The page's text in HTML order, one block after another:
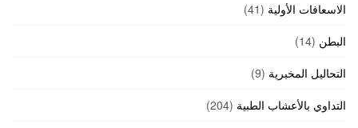
الاسعافات الأولية (41)
البطن (14)
التحاليل المخبرية (9)
التداوي بالأعشاب الطبية (204)